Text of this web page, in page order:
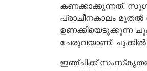
കണക്കാക്കുന്നത്.
പ്രാചീനകാലം മുതൽ
ഉണക്കിയെടുക്കുന്ന
ചേരുവയാണ്. ചുക്കിൽ
ഇഞ്ചിക്ക്